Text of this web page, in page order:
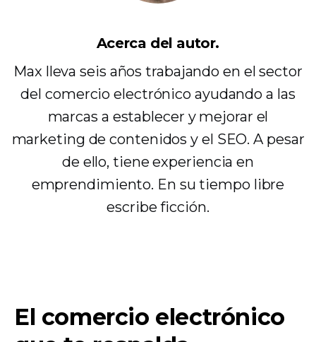
Acerca del autor.
Max lleva seis años trabajando en el sector
del comercio electrónico ayudando a las
marcas a establecer y mejorar el
marketing de contenidos y el SEO. A pesar
de ello, tiene experiencia en
emprendimiento. En su tiempo libre
escribe ficción.
El comercio electrónico